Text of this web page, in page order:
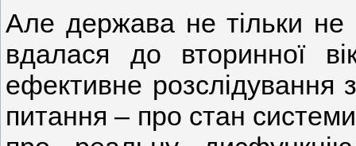
Але держава не тільки не
вдалася до вторинної
ефективне розслідування
питання – про стан